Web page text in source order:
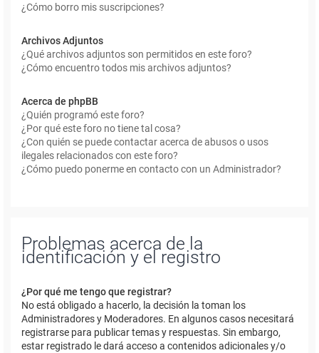
¿Cómo borro mis suscripciones?
Archivos Adjuntos
¿Qué archivos adjuntos son permitidos en este foro?
¿Cómo encuentro todos mis archivos adjuntos?
Acerca de phpBB
¿Quién programó este foro?
¿Por qué este foro no tiene tal cosa?
¿Con quién se puede contactar acerca de abusos o usos
ilegales relacionados con este foro?
¿Cómo puedo ponerme en contacto con un Administrador?
Problemas acerca de la
identificación y el registro
¿Por qué me tengo que registrar?
No está obligado a hacerlo, la decisión la toman los
Administradores y Moderadores. En algunos casos necesitará
registrarse para publicar temas y respuestas. Sin embargo,
estar registrado le dará acceso a contenidos adicionales y/o